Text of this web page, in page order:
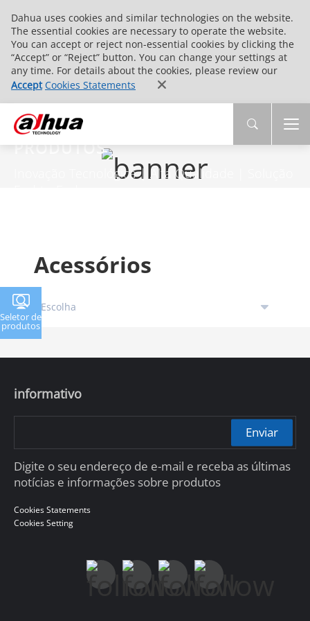
Dahua uses cookies and similar technologies on the website.
The essential cookies are necessary to operate the website.
You can accept or reject non-essential cookies by clicking the
“Accept” or “Reject” button. You can change your settings at
any time. For details about the cookies, please review our
Accept Cookies Statements
PRODUTOS
Inovação Tecnológica | Alta Qualidade | Solução
Acessórios
Seletor de
produtos
informativo
Enviar
Digite o seu endereço de e-mail e receba as últimas
notícias e informações sobre produtos
Cookies Statements
Cookies Setting